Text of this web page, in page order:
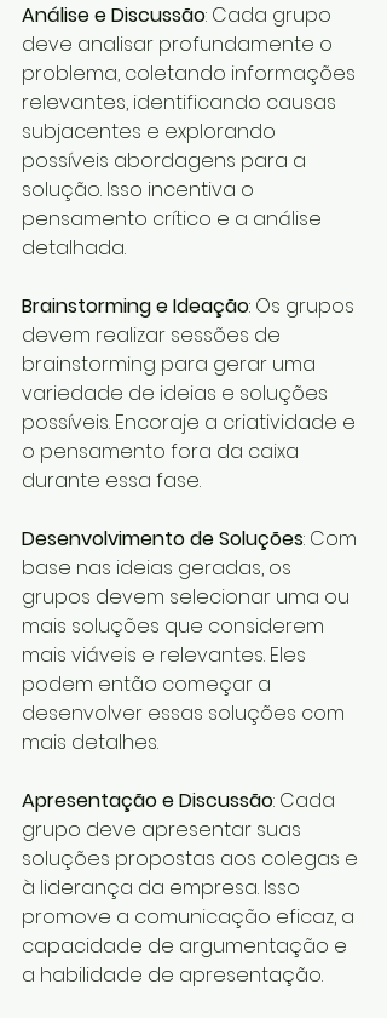
Análise e Discussão: Cada grupo
deve analisar profundamente o
problema, coletando informações
relevantes, identificando causas
subjacentes e explorando
possíveis abordagens para a
solução. Isso incentiva o
pensamento crítico e a análise
detalhada.
Brainstorming e Ideação: Os grupos
devem realizar sessões de
brainstorming para gerar uma
variedade de ideias e soluções
possíveis. Encoraje a criatividade e
o pensamento fora da caixa
durante essa fase.
Desenvolvimento de Soluções: Com
base nas ideias geradas, os
grupos devem selecionar uma ou
mais soluções que considerem
mais viáveis e relevantes. Eles
podem então começar a
desenvolver essas soluções com
mais detalhes.
Apresentação e Discussão: Cada
grupo deve apresentar suas
soluções propostas aos colegas e
à liderança da empresa. Isso
promove a comunicação eficaz, a
capacidade de argumentação e
a habilidade de apresentação.